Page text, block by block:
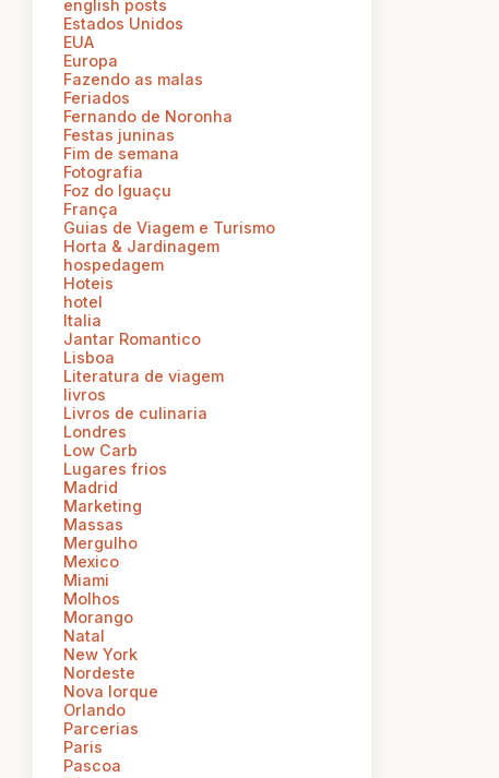
english posts
Estados Unidos
EUA
Europa
Fazendo as malas
Feriados
Fernando de Noronha
Festas juninas
Fim de semana
Fotografia
Foz do Iguaçu
França
Guias de Viagem e Turismo
Horta & Jardinagem
hospedagem
Hoteis
hotel
Italia
Jantar Romantico
Lisboa
Literatura de viagem
livros
Livros de culinaria
Londres
Low Carb
Lugares frios
Madrid
Marketing
Massas
Mergulho
Mexico
Miami
Molhos
Morango
Natal
New York
Nordeste
Nova Iorque
Orlando
Parcerias
Paris
Pascoa